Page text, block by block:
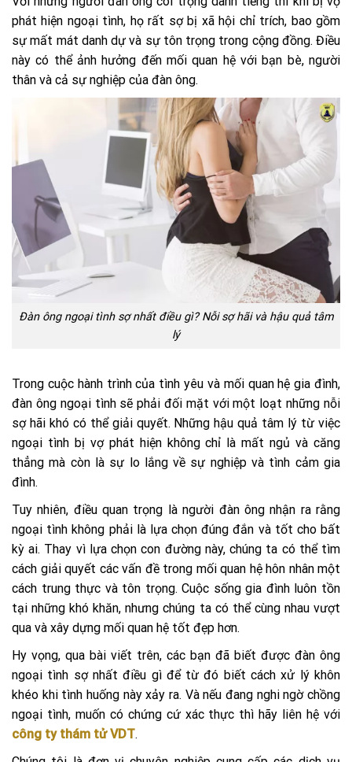
phát hiện ngoại tình, họ rất sợ bị xã hội chỉ trích, bao gồm
sự mất mát danh dự và sự tôn trọng trong cộng đồng. Điều
này có thể ảnh hưởng đến mối quan hệ với bạn bè, người
thân và cả sự nghiệp của đàn ông.
Đàn ông ngoại tình sợ nhất điều gì? Nỗi sợ hãi và hậu quả tâm
lý
Trong cuộc hành trình của tình yêu và mối quan hệ gia đình,
đàn ông ngoại tình sẽ phải đối mặt với một loạt những nỗi
sợ hãi khó có thể giải quyết. Những hậu quả tâm lý từ việc
ngoại tình bị vợ phát hiện không chỉ là mất ngủ và căng
thẳng mà còn là sự lo lắng về sự nghiệp và tình cảm gia
đình.
Tuy nhiên, điều quan trọng là người đàn ông nhận ra rằng
ngoại tình không phải là lựa chọn đúng đắn và tốt cho bất
kỳ ai. Thay vì lựa chọn con đường này, chúng ta có thể tìm
cách giải quyết các vấn đề trong mối quan hệ hôn nhân một
cách trung thực và tôn trọng. Cuộc sống gia đình luôn tồn
tại những khó khăn, nhưng chúng ta có thể cùng nhau vượt
qua và xây dựng mối quan hệ tốt đẹp hơn.
Hy vọng, qua bài viết trên, các bạn đã biết được đàn ông
ngoại tình sợ nhất điều gì để từ đó biết cách xử lý khôn
khéo khi tình huống này xảy ra. Và nếu đang nghi ngờ chồng
ngoại tình, muốn có chứng cứ xác thực thì hãy liên hệ với
công ty thám tử VDT.